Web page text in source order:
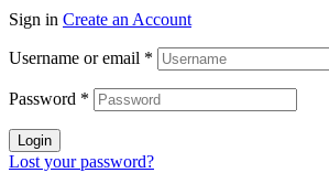
Sign in Create an Account
Username or email *
Password *
Login
Lost your password?